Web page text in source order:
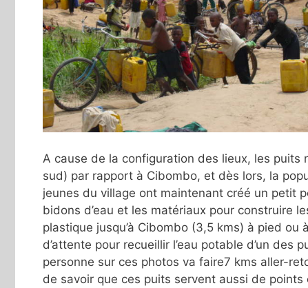
A cause de la configuration des lieux, les puits
sud) par rapport à Cibombo, et dès lors, la
jeunes du village ont maintenant créé un petit
bidons d’eau et les matériaux pour construire
plastique jusqu’à Cibombo (3,5 kms) à pied
d’attente pour recueillir l’eau potable d’un
personne sur ces photos va faire7 kms aller-
de savoir que ces puits servent aussi de